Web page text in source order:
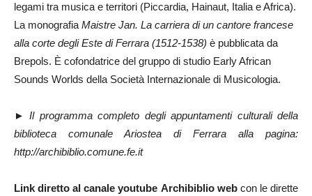
legami tra musica e territori (Piccardia, Hainaut, Italia e Africa).
La monografia Maistre Jan. La carriera di un cantore francese
alla corte degli Este di Ferrara (1512-1538) è pubblicata da
Brepols. È cofondatrice del gruppo di studio Early African
Sounds Worlds della Società Internazionale di Musicologia.
►
Il programma completo degli appuntamenti culturali della
biblioteca comunale Ariostea di Ferrara alla pagina:
http://archibiblio.comune.fe.it
Link diretto al canale youtube Archibiblio web con le dirette